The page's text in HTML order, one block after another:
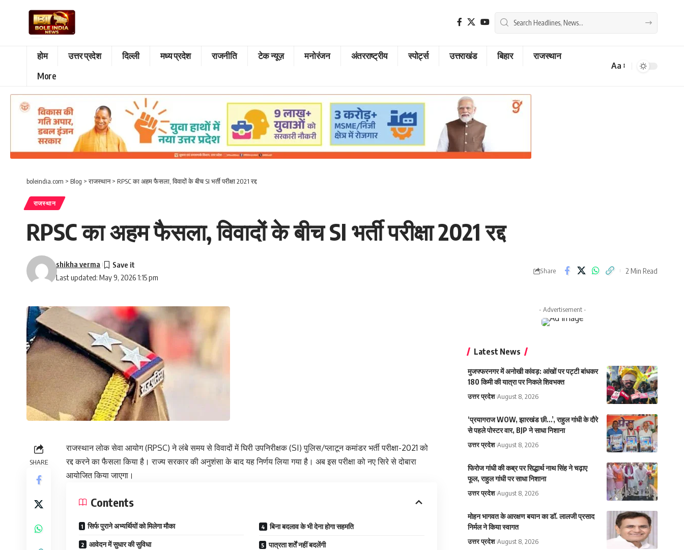
होम उत्तर प्रदेश दिल्ली मध्य प्रदेश राजनीति टेक न्यूज़ मनोरंजन अंतरराष्ट्रीय स्पोर्ट्स उत्तराखंड बिहार
राजस्थान
More
Font
Aa
boleindia.com > Blog >राजस्थान> RPSC का अहम फैसला, विवादों के बीच SI भर्ती परीक्षा 2021 रद्द
राजस्थान
RPSC का अहम फैसला, विवादों के बीच SI भर्ती परीक्षा 2021 रद्द
Last updated: May 9, 2026 1:15 pm
shikha verma
Share 2 Min Read
SHARE
राजस्थान लोक सेवा आयोग (RPSC) ने लंबे समय से विवादों में घिरी उपनिरीक्षक (SI) पुलिस/प्लाटून कमांडर भर्ती परीक्षा-2021 को
रद्द करने का फैसला किया है। राज्य सरकार की अनुशंसा के बाद यह निर्णय लिया गया है। अब इस परीक्षा को नए सिरे से दोबारा
आयोजित किया जाएगा।
Contents
सिर्फ पुराने अभ्यर्थियों को मिलेगा मौका
आवेदन में सुधार की सुविधा
बिना बदलाव के भी देना होगा सहमति
पात्रता शर्तें नहीं बदलेंगी
- Advertisement -
Latest News
मुजफ्फरनगर में अनोखी कांवड़: आंखों पर पट्टी बांधकर
180 किमी की यात्रा पर निकले शिवभक्त
उत्तर प्रदेश August 8, 2026
‘प्रयागराज WOW, झारखंड छी…’, राहुल गांधी के दौरे
से पहले पोस्टर वार, BJP ने साधा निशाना
उत्तर प्रदेश August 8, 2026
फिरोज गांधी की कब्र पर सिद्धार्थ नाथ सिंह ने चढ़ाए
फूल, राहुल गांधी पर साधा निशाना
उत्तर प्रदेश August 8, 2026
मोहन भागवत के आरक्षण बयान का डॉ. लालजी प्रसाद
निर्मल ने किया स्वागत
उत्तर प्रदेश August 8, 2026